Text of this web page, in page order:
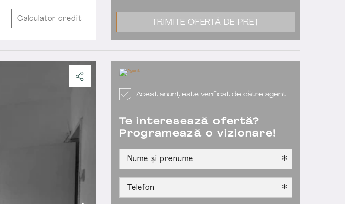
Calculator credit
Acest anunț este verificat de către agent
Te interesează ofertă?
Programează o vizionare!
TRIMITE OFERTĂ DE PREȚ